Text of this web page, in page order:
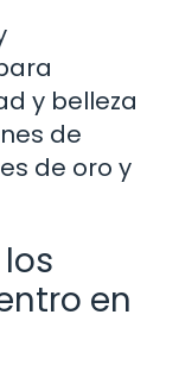
y belleza
de
de oro y
en